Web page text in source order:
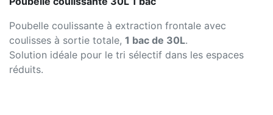
Poubelle coulissante à extraction frontale avec
coulisses à sortie totale, 1 bac de 30L.
Solution idéale pour le tri sélectif dans les espaces
réduits.